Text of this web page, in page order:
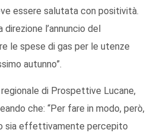
essere salutata con positività.
l’annuncio del
le spese di gas per le utenze
autunno”.
di Prospettive Lucane,
che: “Per fare in modo, però,
sia effettivamente percepito